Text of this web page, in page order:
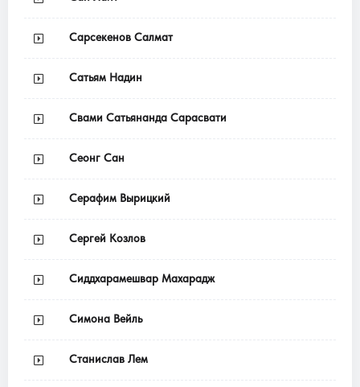
Сарсекенов Салмат
Сатьям Надин
Свами Сатьянанда Сарасвати
Сеонг Сан
Серафим Вырицкий
Сергей Козлов
Сиддхарамешвар Махарадж
Симона Вейль
Станислав Лем